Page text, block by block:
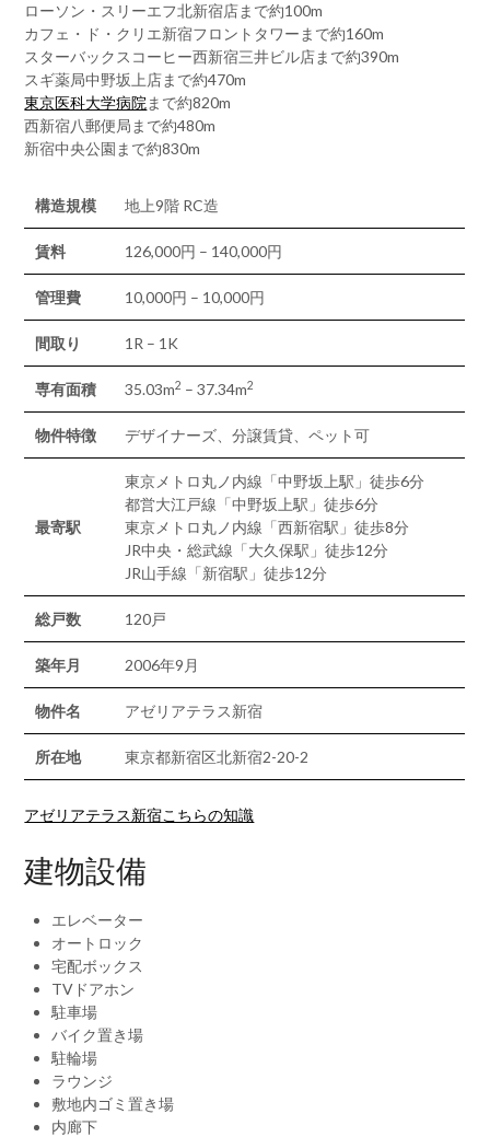
ローソン・スリーエフ北新宿店まで約100m
カフェ・ド・クリエ新宿フロントタワーまで約160m
スターバックスコーヒー西新宿三井ビル店まで約390m
スギ薬局中野坂上店まで約470m
東京医科大学病院 まで約820m
西新宿八郵便局まで約480m
新宿中央公園まで約830m
構造規模 地上9階 RC造
賃料 126,000円 – 140,000円
管理費 10,000円 – 10,000円
間取り 1R – 1K
専有面積 35.03m2 – 37.34m2
物件特徴 デザイナーズ、分譲賃貸、ペット可
最寄駅
東京メトロ丸ノ内線「中野坂上駅」徒歩6分
都営大江戸線「中野坂上駅」徒歩6分
東京メトロ丸ノ内線「西新宿駅」徒歩8分
JR中央・総武線「大久保駅」徒歩12分
JR山手線「新宿駅」徒歩12分
総戸数 120戸
築年月 2006年9月
物件名 アゼリアテラス新宿
所在地 東京都新宿区北新宿2-20-2
アゼリアテラス新宿こちらの知識
建物設備
エレベーター
オートロック
宅配ボックス
TVドアホン
駐車場
バイク置き場
駐輪場
ラウンジ
敷地内ゴミ置き場
内廊下